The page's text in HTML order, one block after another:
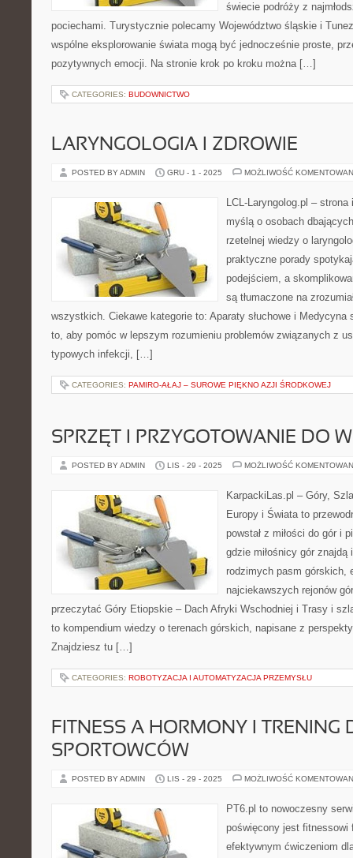
świecie podróży z
pociechami. Turystycznie polecamy Województwo śląskie i
wspólne eksplorowanie świata mogą być jednocześnie proste,
pozytywnych emocji. Na stronie krok po kroku można […]
CATEGORIES: BUDOWNICTWO
LARYNGOLOGIA I ZDROWIE
POSTED BY ADMIN GRU - 1 - 2025 MOŻLIWOŚĆ
LCL-Laryngolog.pl –
myślą o osobach
rzetelnej wiedzy o
praktyczne porady
podejściem, a
są tłumaczone na
wszystkich. Ciekawe kategorie to: Aparaty słuchowe i Medycyna
to, aby pomóc w lepszym rozumieniu problemów związanych z
typowych infekcji, […]
CATEGORIES: PAMIRO-AŁAJ – SUROWE PIĘKNO AZJI ŚRODKOWEJ
SPRZĘT I PRZYGOTOWANIE DO
POSTED BY ADMIN LIS - 29 - 2025 MOŻLIWOŚĆ
KarpackiLas.pl – Góry,
Europy i Świata to
powstał z miłości do gór i
gdzie miłośnicy gór znajdą
rodzimych pasm górskich,
najciekawszych rejonów
przeczytać Góry Etiopskie – Dach Afryki Wschodniej i Trasy i
to kompendium wiedzy o terenach górskich, napisane z
Znajdziesz tu […]
CATEGORIES: ROBOTYZACJA I AUTOMATYZACJA PRZEMYSŁU
FITNESS A HORMONY I TRENING
SPORTOWCÓW
POSTED BY ADMIN LIS - 29 - 2025 MOŻLIWOŚĆ
PT6.pl to nowoczesny
poświęcony jest fitnessowi
efektywnym ćwiczeniom